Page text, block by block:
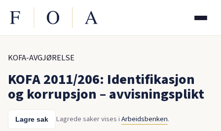
KOFA-AVGJØRELSE
KOFA 2011/206: Identifikasjon
og korrupsjon – avvisningsplikt
Lagre sak Lagrede saker vises iArbeidsbenken.